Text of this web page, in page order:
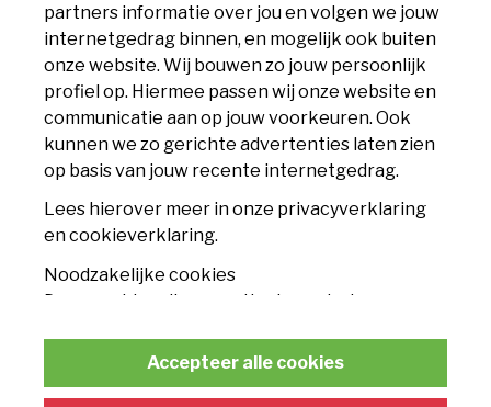
partners informatie over jou en volgen we jouw
internetgedrag binnen, en mogelijk ook buiten
onze website. Wij bouwen zo jouw persoonlijk
profiel op. Hiermee passen wij onze website en
communicatie aan op jouw voorkeuren. Ook
kunnen we zo gerichte advertenties laten zien
op basis van jouw recente internetgedrag.
Lees hierover meer in onze privacyverklaring
en cookieverklaring.
Noodzakelijke cookies
Deze cookies zijn essentieel voor het
conform de wet niet worden uitgeschakeld.
Statistische cookies
Accepteer alle cookies
CLUB
Accommodatie
Nieuws
Contact
TICKETS
Seizoenskaart